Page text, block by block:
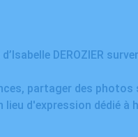
DEROZIER
partager des photos
d'expression dédié à